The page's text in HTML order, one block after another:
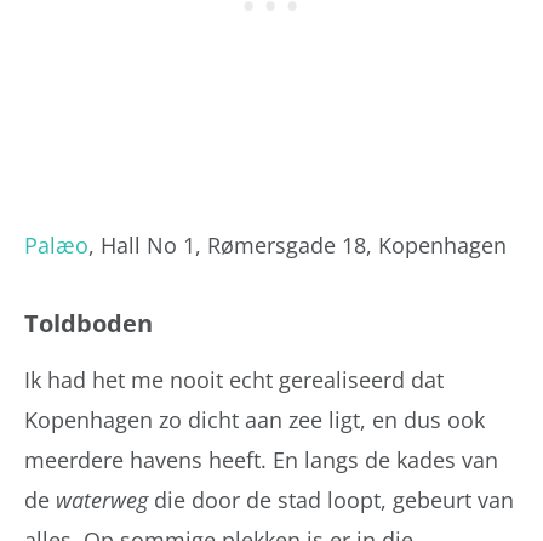
Palæo, Hall No 1, Rømersgade 18, Kopenhagen
Toldboden
Ik had het me nooit echt gerealiseerd dat
Kopenhagen zo dicht aan zee ligt, en dus ook
meerdere havens heeft. En langs de kades van
de waterwegdie door de stad loopt, gebeurt van